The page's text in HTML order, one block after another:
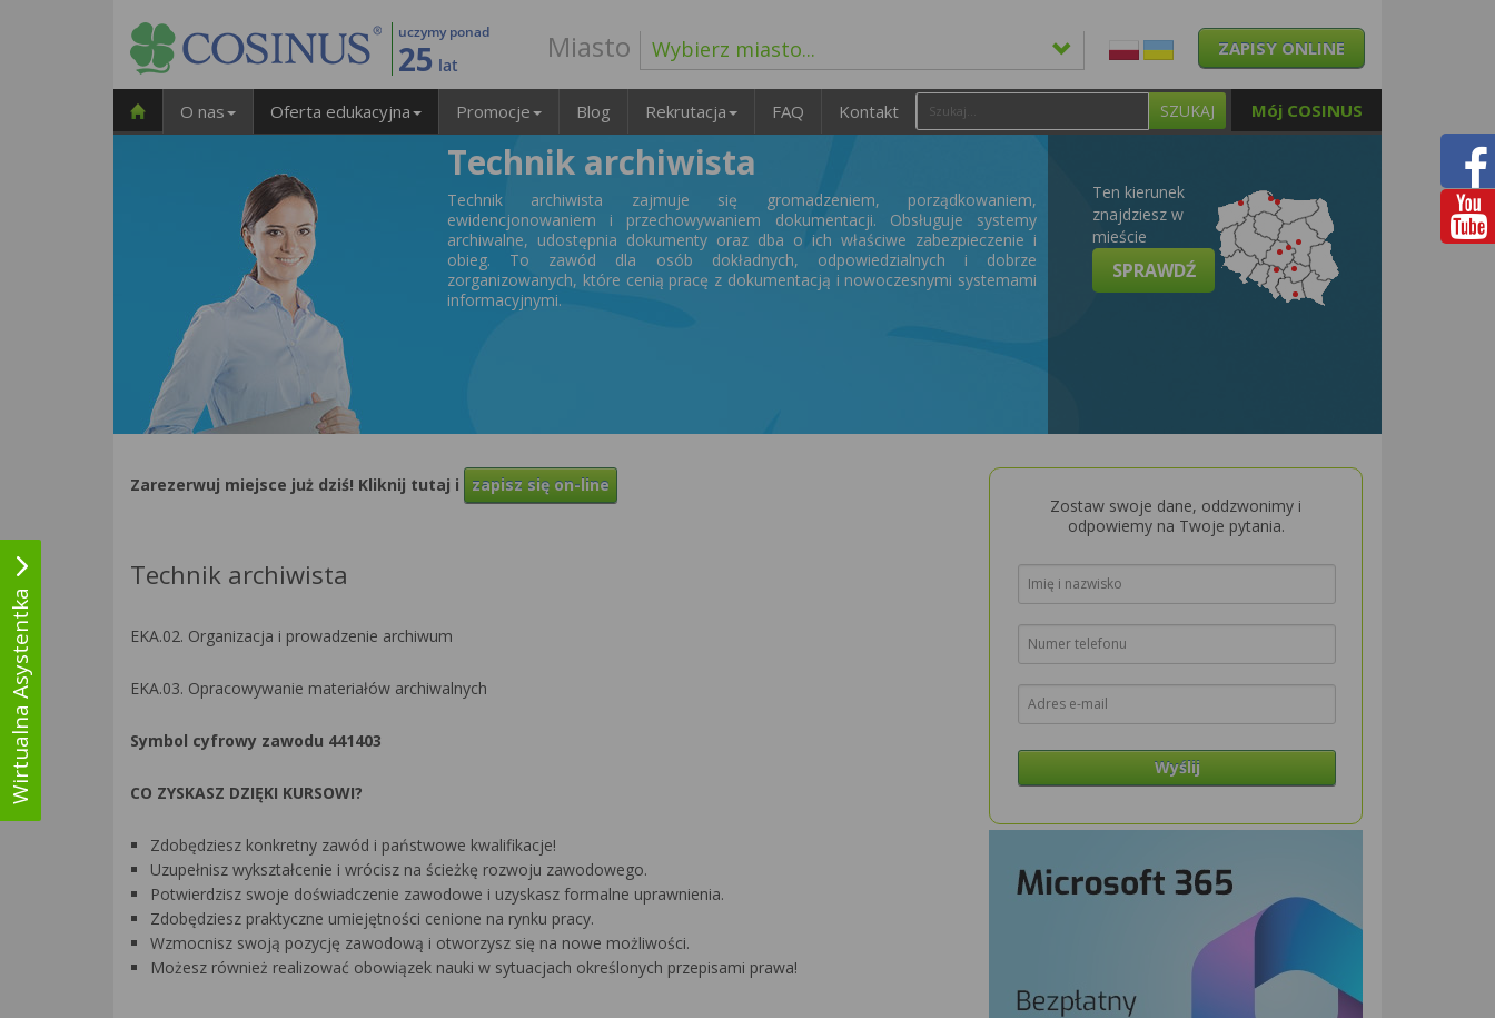
uczymy ponad
25 lat
Miasto Wybierz miasto... ZAPISY ONLINE
Mój COSINUS
O nas Oferta edukacyjna Promocje Blog Rekrutacja FAQ Kontakt SZUKAJ
Technik archiwista
Technik archiwista zajmuje się gromadzeniem, porządkowaniem,
ewidencjonowaniem i przechowywaniem dokumentacji. Obsługuje systemy
archiwalne, udostępnia dokumenty oraz dba o ich właściwe zabezpieczenie i
obieg. To zawód dla osób dokładnych, odpowiedzialnych i dobrze
zorganizowanych, które cenią pracę z dokumentacją i nowoczesnymi systemami
informacyjnymi.
Ten kierunek
znajdziesz w
mieście
SPRAWDŹ
Zarezerwuj miejsce już dziś! Kliknij tutaj i zapisz się on-line
Technik archiwista
EKA.02. Organizacja i prowadzenie archiwum
EKA.03. Opracowywanie materiałów archiwalnych
Symbol cyfrowy zawodu 441403
CO ZYSKASZ DZIĘKI KURSOWI?
Zdobędziesz konkretny zawód i państwowe kwalifikacje!
Uzupełnisz wykształcenie i wrócisz na ścieżkę rozwoju zawodowego.
Potwierdzisz swoje doświadczenie zawodowe i uzyskasz formalne uprawnienia.
Zdobędziesz praktyczne umiejętności cenione na rynku pracy.
Wzmocnisz swoją pozycję zawodową i otworzysz się na nowe możliwości.
Możesz również realizować obowiązek nauki w sytuacjach określonych przepisami prawa!
Zostaw swoje dane, oddzwonimy i
odpowiemy na Twoje pytania.
Wyślij
Wirtualna Asystentka